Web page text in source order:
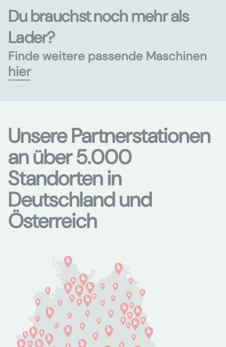
Du brauchst noch mehr als
Lader?
Finde weitere passende Maschinen
hier
Unsere Partnerstationen
an über 5.000
Standorten in
Deutschland und
Österreich